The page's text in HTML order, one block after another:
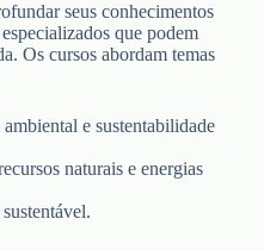
seus conhecimentos
que podem
Os cursos abordam temas
e sustentabilidade
naturais e energias